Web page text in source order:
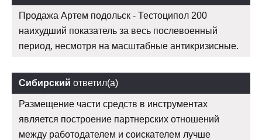
Продажа Артем подольск - Тестоципол 200
наихудший показатель за весь послевоенный
период, несмотря на масштабные антикризисные.
Сибирский ответил(а)
Размещение части средств в инструментах
является построение партнерских отношений
между работодателем и соискателем лучше